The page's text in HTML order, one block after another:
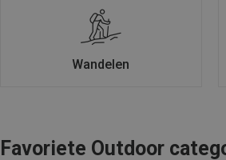
Wandelen
Favoriete Outdoor